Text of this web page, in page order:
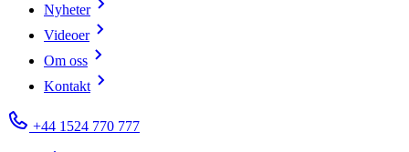
Nyheter
Videoer
Om oss
Kontakt
+44 1524 770 777